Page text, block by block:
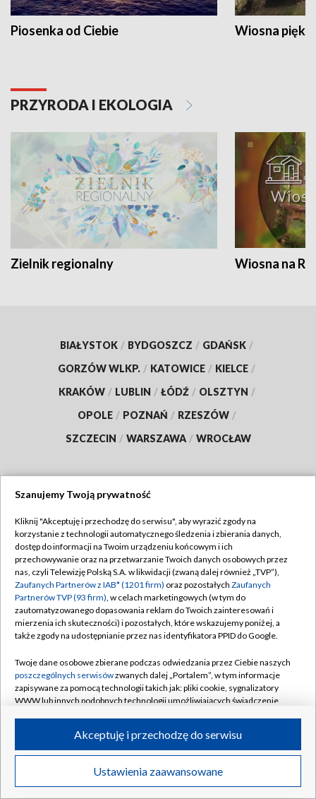
Piosenka od Ciebie Wiosna
PRZYRODA I EKOLOGIA
Zielnik regionalny Wiosna na
BIAŁYSTOK / BYDGOSZCZ / GDAŃSK /
GORZÓW WLKP. / KATOWICE / KIELCE /
KRAKÓW / LUBLIN / ŁÓDŹ / OLSZTYN /
OPOLE / POZNAŃ / RZESZÓW /
SZCZECIN / WARSZAWA / WROCŁAW
TVP
Abonament TVP
Emisja w TVP
Centrum informacji TVP
Naziemna Telewizja Cyfrowa
Rada Programowa
System NOS
Informacje o nadawcy
Program dla prasy
Ogłoszenie przetargowe
Regulamin TVP
Polityka prywatności
Moje zgody
Pomoc
Kontakt
Kanały
©2026 Telewizja Polska S.A. w likwidacji
Szanujemy Twoją prywatność
Kliknij "Akceptuję i przechodzę do serwisu", aby wyrazić zgody na
korzystanie z technologii automatycznego śledzenia i zbierania danych,
dostęp do informacji na Twoim urządzeniu końcowym i ich
przechowywanie oraz na przetwarzanie Twoich danych osobowych przez
nas, czyli Telewizję Polską S.A. w likwidacji (zwaną dalej również „TVP”),
Zaufanych Partnerów z IAB* (1201 firm) oraz pozostałych Zaufanych
Partnerów TVP (93 firm), w celach marketingowych (w tym do
zautomatyzowanego dopasowania reklam do Twoich zainteresowań i
mierzenia ich skuteczności) i pozostałych, które wskazujemy poniżej, a
także zgody na udostępnianie przez nas identyfikatora PPID do Google.
Twoje dane osobowe zbierane podczas odwiedzania przez Ciebie naszych
poszczególnych serwisówzwanych dalej „Portalem”, w tym informacje
zapisywane za pomocą technologii takich jak: pliki cookie, sygnalizatory
WWW lub innych podobnych technologii umożliwiających świadczenie
ruchu w Internecie.
Twoje dane osobowe zbierane podczas odwiedzania przez Ciebie
poszczególnych serwisówna Portalu, takie jak adresy IP, identyfikatory
Ustawienia zaawansowane
Akceptuję i przechodzę do serwisu